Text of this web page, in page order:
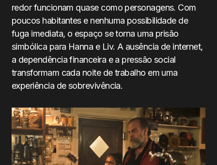
redor funcionam quase como personagens. Com
poucos habitantes e nenhuma possibilidade de
fuga imediata, o espaço se torna uma prisão
simbólica para Hanna e Liv. A ausência de internet,
a dependência financeira e a pressão social
transformam cada noite de trabalho em uma
experiência de sobrevivência.